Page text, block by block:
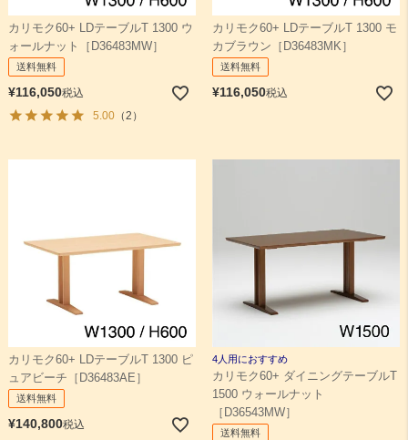
カリモク60+ LDテーブルT 1300 ウ
ォールナット［D36483MW］
送料無料
¥116,050税込
5.00（2）
カリモク60+ LDテーブルT 1300 モ
カブラウン［D36483MK］
送料無料
¥116,050税込
カリモク60+ LDテーブルT 1300 ピ
ュアビーチ［D36483AE］
送料無料
¥140,800税込
4人用におすすめ
カリモク60+ ダイニングテーブルT
1500 ウォールナット
［D36543MW］
送料無料